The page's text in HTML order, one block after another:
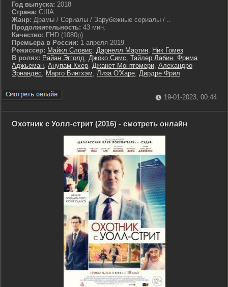
Год выпуска: 2018
Страна: США
Жанр: Драмы / Сериалы / Зарубежные сериалы / ..
Продолжительность: 43 мин.
Качество: FHD (1080p)
Премьера в России: 1 апреля 2019
Режиссер: Майкл Словис, Дарнелл Мартин, Ник Гомез
В ролях: Райан Эгголд, Джоко Симс, Тайлер Лабин, Фрима
Аджьеман, Анупам Кхер, Джанет Монтгомери, Алехандро
Эрнандес, Марго Бингхэм, Лиза О'Харе, Дирдре Фрил
19-01-2023, 00:44
Охотник с Уолл-стрит (2016) - смотреть онлайн